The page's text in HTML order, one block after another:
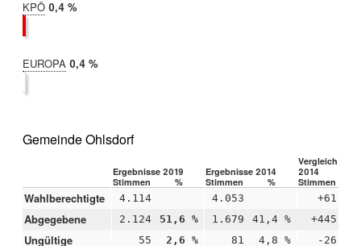
KPÖ 2019:
0,4 %
EUROPA 2019:
0,4 %
Gemeinde Ohlsdorf
Ergebnisse 2019 Ergebnisse 2014
Vergleich
2014
Stimmen
% Stimmen % Stimmen
Wahlberechtigte 4.114 4.053 +61
Abgegebene 2.124 51,6 % 1.679 41,4 % +445
Ungültige 55 2,6 % 81 4,8 % -26